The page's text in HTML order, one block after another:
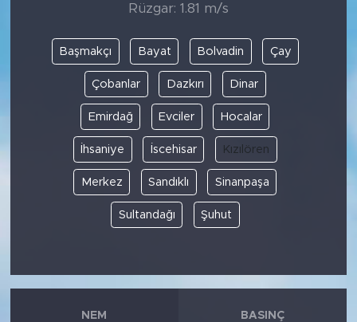
Rüzgar: 1.81 m/s
Başmakçı Bayat Bolvadin Çay
Çobanlar Dazkırı Dinar
Emirdağ Evciler Hocalar
İhsaniye İscehisar Kızılören
Merkez Sandıklı Sinanpaşa
Sultandağı Şuhut
NEM BASINÇ